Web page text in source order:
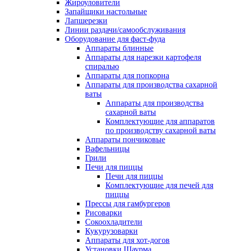
Жироуловители
Запайщики настольные
Лапшерезки
Линии раздачи/самообслуживания
Оборудование для фаст-фуда
Аппараты блинные
Аппараты для нарезки картофеля
спиралью
Аппараты для попкорна
Аппараты для производства сахарной
ваты
Аппараты для производства
сахарной ваты
Комплектующие для аппаратов
по производству сахарной ваты
Аппараты пончиковые
Вафельницы
Грили
Печи для пиццы
Печи для пиццы
Комплектующие для печей для
пиццы
Прессы для гамбургеров
Рисоварки
Сокоохладители
Кукурузоварки
Аппараты для хот-догов
Установки Шаурма